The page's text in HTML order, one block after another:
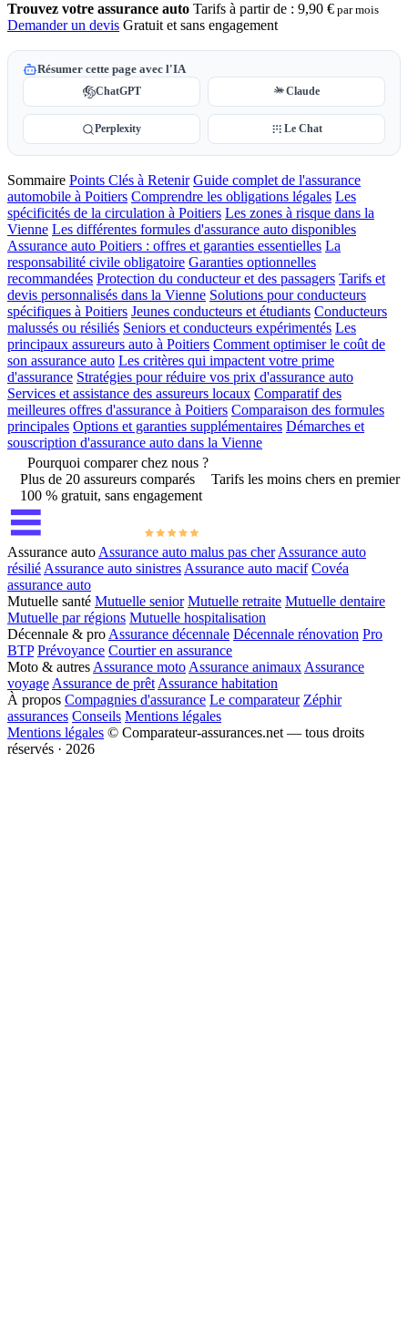
Trouvez votre assurance auto Tarifs à partir de : 9,90 € par mois
Demander un devis Gratuit et sans engagement
Résumer cette page avec l'IA
ChatGPT Claude
Perplexity Le Chat
Sommaire Points Clés à Retenir Guide complet de l'assurance
automobile à Poitiers Comprendre les obligations légales Les
spécificités de la circulation à Poitiers Les zones à risque dans la
Vienne Les différentes formules d'assurance auto disponibles
Assurance auto Poitiers : offres et garanties essentielles La
responsabilité civile obligatoire Garanties optionnelles
recommandées Protection du conducteur et des passagers Tarifs et
devis personnalisés dans la Vienne Solutions pour conducteurs
spécifiques à Poitiers Jeunes conducteurs et étudiants Conducteurs
malussés ou résiliés Seniors et conducteurs expérimentés Les
principaux assureurs auto à Poitiers Comment optimiser le coût de
son assurance auto Les critères qui impactent votre prime
d'assurance Stratégies pour réduire vos prix d'assurance auto
Services et assistance des assureurs locaux Comparatif des
meilleures offres d'assurance à Poitiers Comparaison des formules
principales Options et garanties supplémentaires Démarches et
souscription d'assurance auto dans la Vienne
Pourquoi comparer chez nous ?
Plus de 20 assureurs comparés
Tarifs les moins chers en premier
100 % gratuit, sans engagement
Assurance autoAssurance auto malus pas cherAssurance auto
résiliéAssurance auto sinistresAssurance auto macif Covéa
assurance auto
Mutuelle santé Mutuelle senior Mutuelle retraite Mutuelle dentaire
Mutuelle par régions Mutuelle hospitalisation
Décennale & proAssurance décennale Décennale rénovation Pro
BTP Prévoyance Courtier en assurance
Moto & autresAssurance motoAssurance animauxAssurance
voyageAssurance de prêtAssurance habitation
À propos Compagnies d'assurance Le comparateur Zéphir
assurances Conseils Mentions légales
Mentions légales © Comparateur-assurances.net — tous droits
réservés · 2026